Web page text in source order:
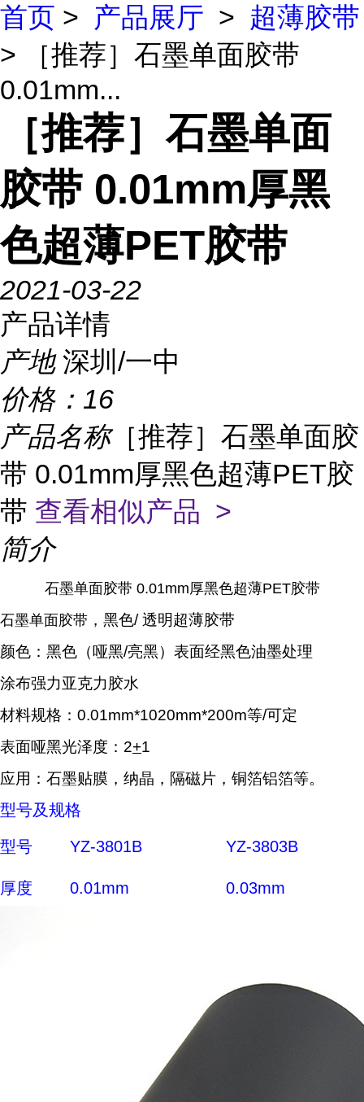
首页 > 产品展厅 > 超薄胶带
> ［推荐］石墨单面胶带
0.01mm...
［推荐］石墨单面
胶带 0.01mm厚黑
色超薄PET胶带
2021-03-22
产品详情
产地 深圳/一中
价格： 16
产品名称［推荐］石墨单面胶
带 0.01mm厚黑色超薄PET胶
带 查看相似产品 >
简介
石墨单面胶带 0.01mm厚黑色超薄PET胶带
石墨单面胶带 ，黑色/透明超薄胶带
颜色：黑色（哑黑/亮黑）表面经黑色油墨处理
涂布强力亚克力胶水
材料规格：0.01mm*1020mm*200m等/可定
表面哑黑光泽度：2+1
应用：石墨贴膜，纳晶，隔磁片，铜箔铝箔等。
型号及规格
型号 YZ-3801B YZ-3803B
厚度 0.01mm 0.03mm